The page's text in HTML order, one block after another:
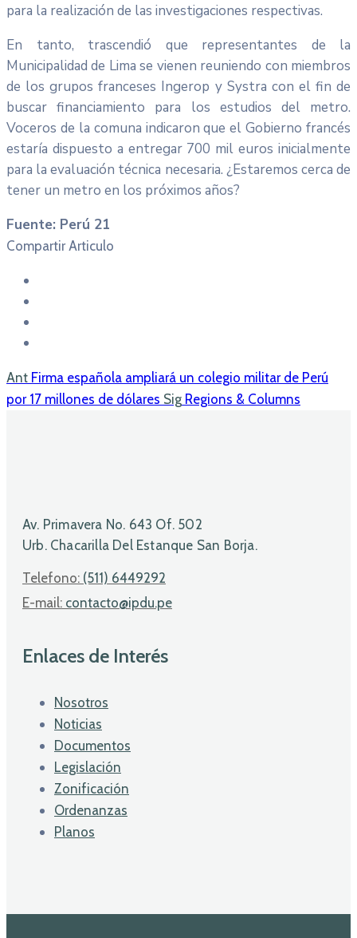
para la realización de las investigaciones respectivas.
En tanto, trascendió que representantes de la
Municipalidad de Lima se vienen reuniendo con miembros
de los grupos franceses Ingerop y Systra con el fin de
buscar financiamiento para los estudios del metro.
Voceros de la comuna indicaron que el Gobierno francés
estaría dispuesto a entregar 700 mil euros inicialmente
para la evaluación técnica necesaria. ¿Estaremos cerca de
tener un metro en los próximos años?
Fuente: Perú 21
Compartir Articulo
Ant Firma española ampliará un colegio militar de Perú
por 17 millones de dólares Sig Regions & Columns
Av. Primavera No. 643 Of. 502
Urb. Chacarilla Del Estanque San Borja.
Telefono: (511) 6449292
E-mail: contacto@ipdu.pe
Enlaces de Interés
Nosotros
Noticias
Documentos
Legislación
Zonificación
Ordenanzas
Planos